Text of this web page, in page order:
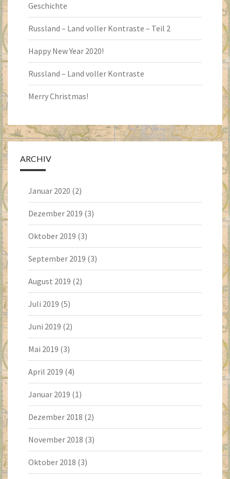
Geschichte
Russland – Land voller Kontraste – Teil 2
Happy New Year 2020!
Russland – Land voller Kontraste
Merry Christmas!
ARCHIV
Januar 2020 (2)
Dezember 2019 (3)
Oktober 2019 (3)
September 2019 (3)
August 2019 (2)
Juli 2019 (5)
Juni 2019 (2)
Mai 2019 (3)
April 2019 (4)
Januar 2019 (1)
Dezember 2018 (2)
November 2018 (3)
Oktober 2018 (3)